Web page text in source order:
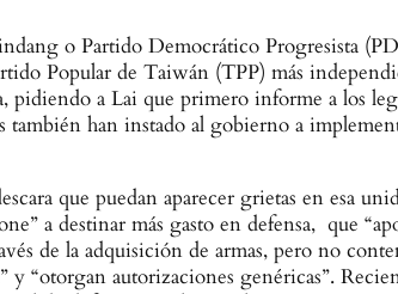
o Partido Democrático Progresista
Popular de Taiwán (TPP) más
a Lai que primero informe a los
han instado al gobierno a
que puedan aparecer grietas en esa
a destinar más gasto en defensa, que
de la adquisición de armas, pero no
y “otorgan autorizaciones genéricas”.